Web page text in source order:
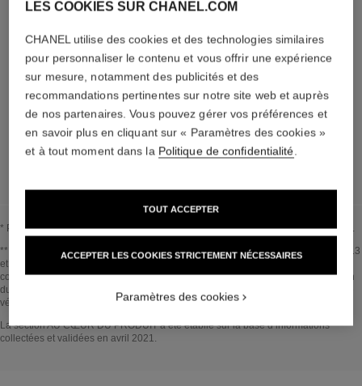
Les éléments qui composent ce packaging ont été
conçu avec soin.
EN SAVOIR PLUS
* Proportion d’ingrédients et dérivés naturels calculée selon la norme ISO 16128.
Revenir au titre↩
** Estimation réalisée en Avril 2021 selon la méthode publiée par le GIEC en 2013
et la norme ISO 14067. Périmètre d'analyse : fabrication des ingrédients
cosmétiques et des composants d’emballage, production, distribution, l’utilisation
du produit (si pertinent pour le produit) et fin de vie de l’emballage. Méthodologie
vérifiée par Bureau Veritas.
Revenir au titre↩
La section AU CŒUR DU PRODUIT a été établie sur la base d’informations
collectées et validées en avril 2021.
LES COOKIES SUR CHANEL.COM
CHANEL utilise des cookies et des technologies similaires
pour personnaliser le contenu et vous offrir une expérience
sur mesure, notamment des publicités et des
recommandations pertinentes sur notre site web et auprès
de nos partenaires. Vous pouvez gérer vos préférences et
en savoir plus en cliquant sur « Paramètres des cookies »
et à tout moment dans la Politique de confidentialité.
ACCEPTER LES COOKIES STRICTEMENT NÉCESSAIRES
TOUT ACCEPTER
Paramètres des cookies